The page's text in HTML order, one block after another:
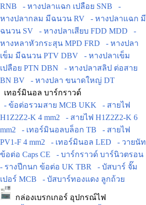
RNB
- หางปลาแฉก เปลือย SNB
-
หางปลากลม มีฉนวน RV
- หางปลาแฉก มี
ฉนวน SV
- หางปลาเสียบ FDD MDD
-
หางหลาหัวกระสุน MPD FRD
- หางปลา
เข็ม มีฉนวน PTV DBV
- หางปลาเข็ม
เปลือย PTN DBN
- หางปลาสลิป ต่อสาย
BN BV
- หางปลา ขนาดใหญ่ DT
เทอร์มินอล บาร์กราวด์
- ข้อต่อรวมสาย MCB UKK
- สายไฟ
H1Z2Z2-K 4 mm2
- สายไฟ H1Z2Z2-K 6
mm2
- เทอร์มินอลบล็อก TB
- สายไฟ
PV1-F 4 mm2
- เทอร์มินอล LED
- วายนัท
ข้อต่อ Caps CE
- บาร์กราวด์ บาร์นิวตรอน
- รางปีกนก ข้อต่อ UK TBR
- บัสบาร์ จั๊ม
เปอร์ MCB
- บัสบาร์ทองแดง ลูกถ้วย
กล่องเบรกเกอร์ อุปกรณ์ไฟ